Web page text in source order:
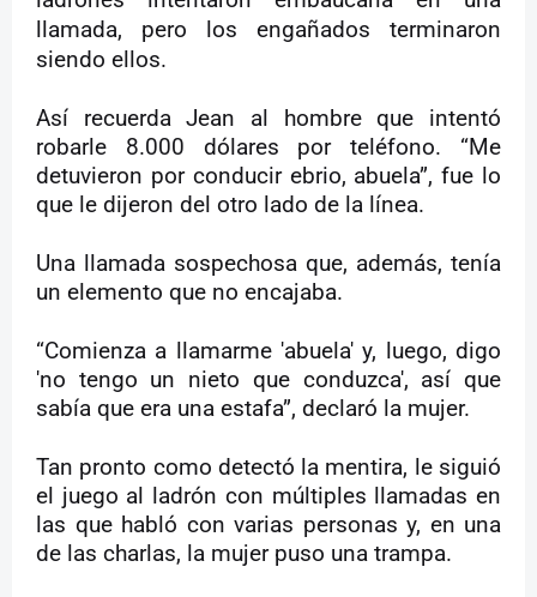
llamada, pero los engañados terminaron
siendo ellos.
Así recuerda Jean al hombre que intentó
robarle 8.000 dólares por teléfono. “Me
detuvieron por conducir ebrio, abuela”, fue lo
que le dijeron del otro lado de la línea.
Una llamada sospechosa que, además, tenía
un elemento que no encajaba.
“Comienza a llamarme 'abuela' y, luego, digo
'no tengo un nieto que conduzca', así que
sabía que era una estafa”, declaró la mujer.
Tan pronto como detectó la mentira, le siguió
el juego al ladrón con múltiples llamadas en
las que habló con varias personas y, en una
de las charlas, la mujer puso una trampa.